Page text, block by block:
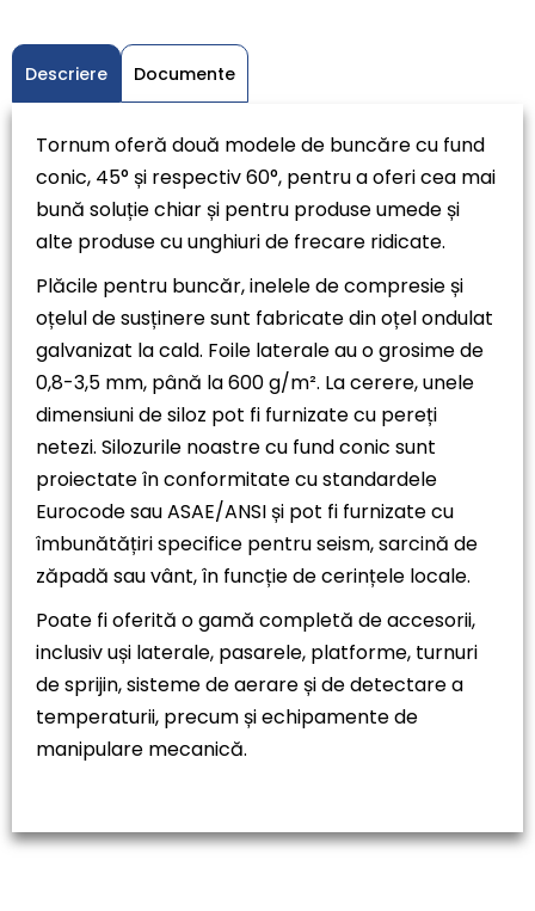
Descriere Documente
Tornum oferă două modele de buncăre cu fund
conic, 45° și respectiv 60°, pentru a oferi cea mai
bună soluție chiar și pentru produse umede și
alte produse cu unghiuri de frecare ridicate.
Plăcile pentru buncăr, inelele de compresie și
oțelul de susținere sunt fabricate din oțel ondulat
galvanizat la cald. Foile laterale au o grosime de
0,8-3,5 mm, până la 600 g/m². La cerere, unele
dimensiuni de siloz pot fi furnizate cu pereți
netezi. Silozurile noastre cu fund conic sunt
proiectate în conformitate cu standardele
Eurocode sau ASAE/ANSI și pot fi furnizate cu
îmbunătățiri specifice pentru seism, sarcină de
zăpadă sau vânt, în funcție de cerințele locale.
Poate fi oferită o gamă completă de accesorii,
inclusiv uși laterale, pasarele, platforme, turnuri
de sprijin, sisteme de aerare și de detectare a
temperaturii, precum și echipamente de
manipulare mecanică.